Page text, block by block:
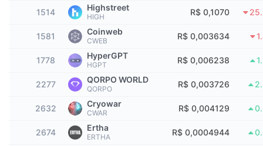
Adicionado Recentemente
Ganhadores e Perdedores
Mais Visitados
Sentimento da comunidade
Índice Altcoin Season
Indicadores de Ciclo de Mercado
Dominância do Bitcoin
Índice CoinMarketCap 20
Preços
Recursos
Documentação
Perguntas Frequentes
CMC Launch
CMC Labs
CMC Max
Principais Notícias
Bot do Telegram
1514 Highstreet
HIGH R$ 0,1070
1581 Coinweb
CWEB R$ 0,003634
1778 HyperGPT
HGPT R$ 0,006238
2277 QORPO WORLD
QORPO R$ 0,003726
2632 Cryowar
CWAR R$ 0,004129
2674 Ertha
ERTHA R$ 0,0004944